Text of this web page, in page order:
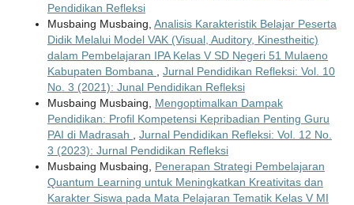
Pendidikan Refleksi
Musbaing Musbaing, Analisis Karakteristik Belajar Peserta
Didik Melalui Model VAK (Visual, Auditory, Kinestheitic)
dalam Pembelajaran IPA Kelas V SD Negeri 51 Mulaeno
Kabupaten Bombana
Jurnal Pendidikan Refleksi: Vol. 10
No. 3 (2021): Junal Pendidikan Refleksi
Musbaing Musbaing, Mengoptimalkan Dampak
Pendidikan: Profil Kompetensi Kepribadian Penting Guru
PAI di Madrasah
Jurnal Pendidikan Refleksi: Vol. 12 No.
3 (2023): Jurnal Pendidikan Refleksi
Musbaing Musbaing, Penerapan Strategi Pembelajaran
Quantum Learning untuk Meningkatkan Kreativitas dan
Karakter Siswa pada Mata Pelajaran Tematik Kelas V MI